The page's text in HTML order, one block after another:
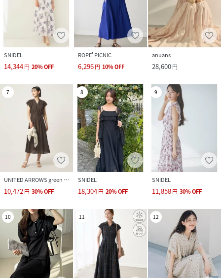
SNIDEL
14,344円 20%OFF
ROPE' PICNIC
6,296円 10%OFF
anuans
28,600円
7
UNITED ARROWS green label relaxing
10,472 円 30%OFF
8
SNIDEL
18,304円 20%OFF
9
SNIDEL
11,858円 30%OFF
10 11 12